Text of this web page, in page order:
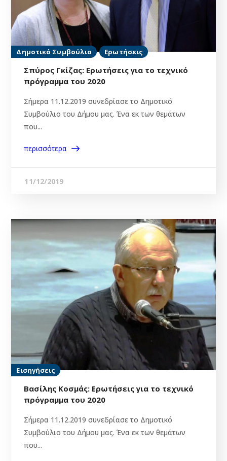
Δημοτικό Συμβούλιο Ερωτήσεις
Σπύρος Γκίζας: Ερωτήσεις για το τεχνικό
πρόγραμμα του 2020
Σήμερα 11.12.2019 συνεδρίασε το Δημοτικό
Συμβούλιο του Δήμου μας. Ένα εκ των θεμάτων
που...
περισσότερα
11/12/2019
Εισηγήσεις
Βασίλης Κοσμάς: Ερωτήσεις για το τεχνικό
πρόγραμμα του 2020
Σήμερα 11.12.2019 συνεδρίασε το Δημοτικό
Συμβούλιο του Δήμου μας. Ένα εκ των θεμάτων
που...